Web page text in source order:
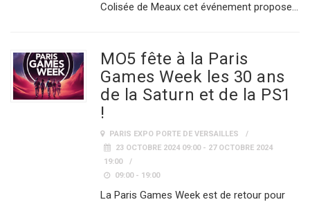
Colisée de Meaux cet événement propose…
MO5 fête à la Paris
Games Week les 30 ans
de la Saturn et de la PS1
!
PARIS EXPO PORTE DE VERSAILLES
23 OCTOBRE 2024 09:00 - 27 OCTOBRE 2024
19:00
09:00 - 19:00
La Paris Games Week est de retour pour